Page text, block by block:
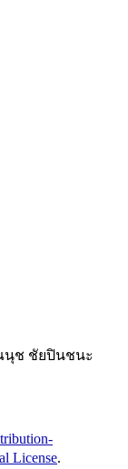
นุช ชัยปินชนะ
License.